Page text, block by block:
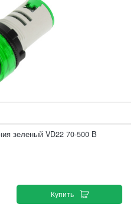
зеленый VD22 70-500 В
Купить